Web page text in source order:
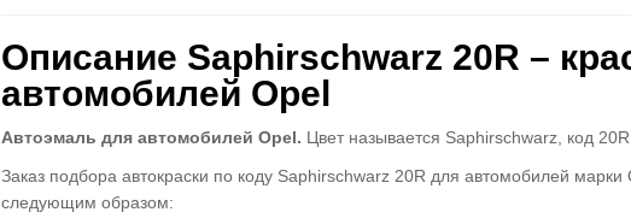
Описание Saphirschwarz 20R –
автомобилей Opel
Автоэмаль для автомобилей Opel. Цвет называется Saphirschwarz, код 20R.
Заказ подбора автокраски по коду Saphirschwarz 20R для автомобилей
следующим образом: